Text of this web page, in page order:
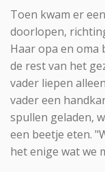
Toen kwam er
doorlopen,
Haar opa en oma
de rest van het
vader liepen
vader een
spullen geladen,
een beetje eten.
het enige wat we